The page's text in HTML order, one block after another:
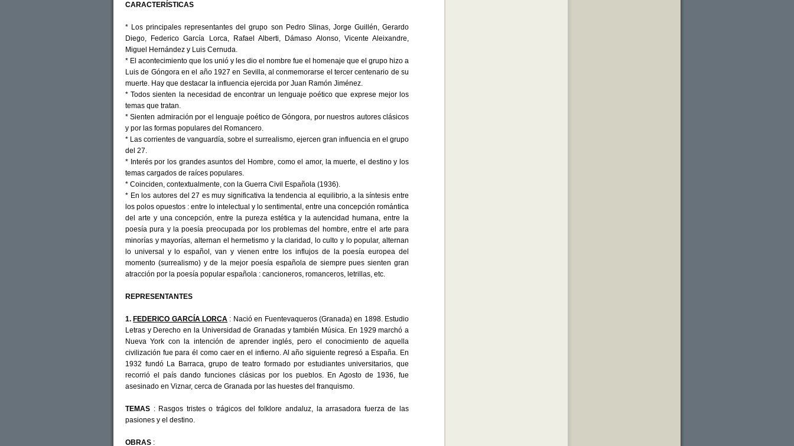
CARACTERÍSTICAS
* Los principales representantes del grupo son Pedro Slinas, Jorge Guillén, Gerardo
Diego, Federico García Lorca, Rafael Alberti, Dámaso Alonso, Vicente Aleixandre,
Miguel Hernández y Luis Cernuda.
* El acontecimiento que los unió y les dio el nombre fue el homenaje que el grupo hizo a
Luis de Góngora en el año 1927 en Sevilla, al conmemorarse el tercer centenario de su
muerte. Hay que destacar la influencia ejercida por Juan Ramón Jiménez.
* Todos sienten la necesidad de encontrar un lenguaje poético que exprese mejor los
temas que tratan.
* Sienten admiración por el lenguaje poético de Góngora, por nuestros autores clásicos
y por las formas populares del Romancero.
* Las corrientes de vanguardía, sobre el surrealismo, ejercen gran influencia en el grupo
del 27.
* Interés por los grandes asuntos del Hombre, como el amor, la muerte, el destino y los
temas cargados de raíces populares.
* Coinciden, contextualmente, con la Guerra Civil Española (1936).
* En los autores del 27 es muy significativa la tendencia al equilibrio, a la síntesis entre
los polos opuestos : entre lo intelectual y lo sentimental, entre una concepción romántica
del arte y una concepción, entre la pureza estética y la autencidad humana, entre la
poesía pura y la poesía preocupada por los problemas del hombre, entre el arte para
minorías y mayorías, alternan el hermetismo y la claridad, lo culto y lo popular, alternan
lo universal y lo español, van y vienen entre los influjos de la poesía europea del
momento (surrealismo) y de la mejor poesía española de siempre pues sienten gran
atracción por la poesía popular española : cancioneros, romanceros, letrillas, etc.
REPRESENTANTES
1. FEDERICO GARCÍA LORCA : Nació en Fuentevaqueros (Granada) en 1898. Estudio
Letras y Derecho en la Universidad de Granadas y también Música. En 1929 marchó a
Nueva York con la intención de aprender inglés, pero el conocimiento de aquella
civilización fue para él como caer en el infierno. Al año siguiente regresó a España. En
1932 fundó La Barraca, grupo de teatro formado por estudiantes universitarios, que
recorrió el país dando funciones clásicas por los pueblos. En Agosto de 1936, fue
asesinado en Viznar, cerca de Granada por las huestes del franquismo.
TEMAS : Rasgos tristes o trágicos del folklore andaluz, la arrasadora fuerza de las
pasiones y el destino.
OBRAS :